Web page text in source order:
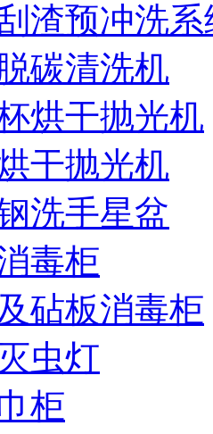
渣预冲洗系
碳清洗机
烘干抛光机
干抛光机
洗手星盆
毒柜
砧板消毒柜
虫灯
柜